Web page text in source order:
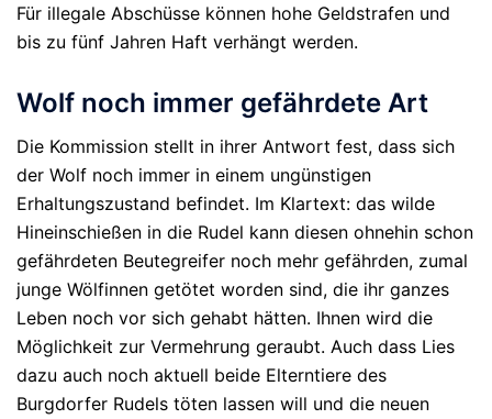
Für illegale Abschüsse können hohe Geldstrafen und
bis zu fünf Jahren Haft verhängt werden.
Wolf noch immer gefährdete Art
Die Kommission stellt in ihrer Antwort fest, dass sich
der Wolf noch immer in einem ungünstigen
Erhaltungszustand befindet. Im Klartext: das wilde
Hineinschießen in die Rudel kann diesen ohnehin schon
gefährdeten Beutegreifer noch mehr gefährden, zumal
junge Wölfinnen getötet worden sind, die ihr ganzes
Leben noch vor sich gehabt hätten. Ihnen wird die
Möglichkeit zur Vermehrung geraubt. Auch dass Lies
dazu auch noch aktuell beide Elterntiere des
Burgdorfer Rudels töten lassen will und die neuen